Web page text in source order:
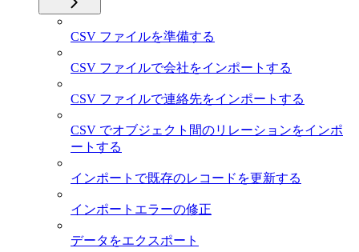
CSV ファイルを準備する
CSV ファイルで会社をインポートする
CSV ファイルで連絡先をインポートする
CSV でオブジェクト間のリレーションをインポ
ートする
インポートで既存のレコードを更新する
インポートエラーの修正
データをエクスポート